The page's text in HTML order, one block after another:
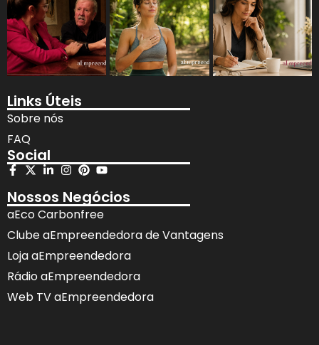
Links Úteis
Sobre nós
FAQ
Social
Nossos Negócios
aEco Carbonfree
Clube aEmpreendedora de Vantagens
Loja aEmpreendedora
Rádio aEmpreendedora
Web TV aEmpreendedora